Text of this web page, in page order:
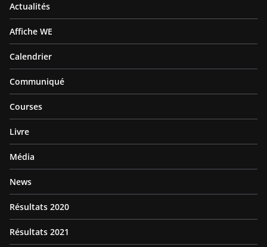
Actualités
Affiche WE
Calendrier
Communiqué
Courses
Livre
Média
News
Résultats 2020
Résultats 2021